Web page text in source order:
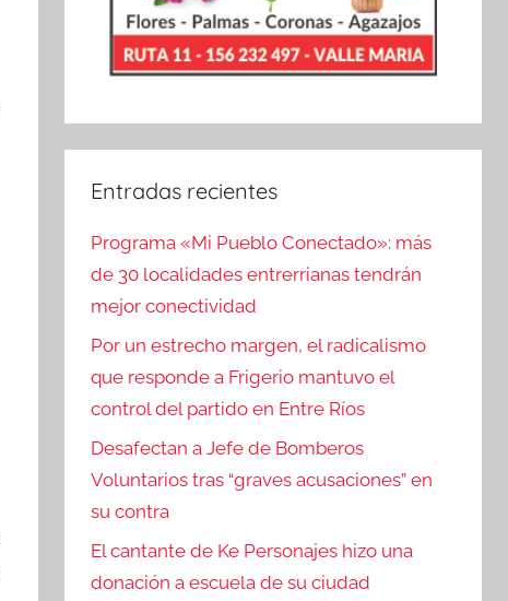
Entradas recientes
Programa «Mi Pueblo Conectado»: más
de 30 localidades entrerrianas tendrán
mejor conectividad
Por un estrecho margen, el radicalismo
que responde a Frigerio mantuvo el
control del partido en Entre Ríos
Desafectan a Jefe de Bomberos
Voluntarios tras “graves acusaciones” en
su contra
El cantante de Ke Personajes hizo una
donación a escuela de su ciudad